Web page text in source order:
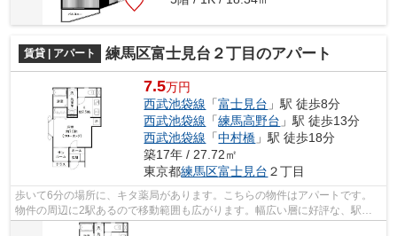
賃貸 | アパート 練馬区富士見台２丁目のアパート
7.5万円
西武池袋線 「富士見台 」駅 徒歩8分
西武池袋線 「練馬高野台 」駅 徒歩13分
西武池袋線 「中村橋 」駅 徒歩18分
築17年 / 27.72㎡
東京都練馬区富士見台 ２丁目
歩いて6分の場所に、キタ薬局があります。こちらの物件はアパートです。
物件の周辺に2駅あるので移動範囲も広がります。幅広い層に好評な、駅か
ら徒歩8分に立地する物件です。練馬区エ...